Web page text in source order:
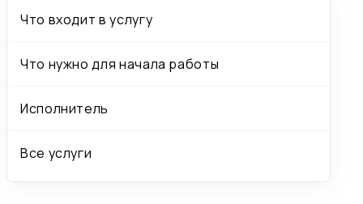
Что входит в услугу
Что нужно для начала работы
Исполнитель
Все услуги